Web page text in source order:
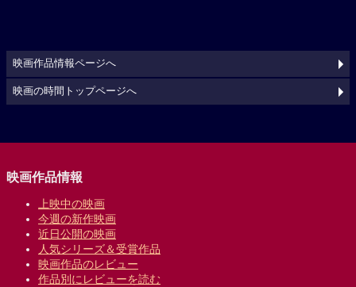
映画作品情報ページへ
映画の時間トップページへ
映画作品情報
上映中の映画
今週の新作映画
近日公開の映画
人気シリーズ＆受賞作品
映画作品のレビュー
作品別にレビューを読む